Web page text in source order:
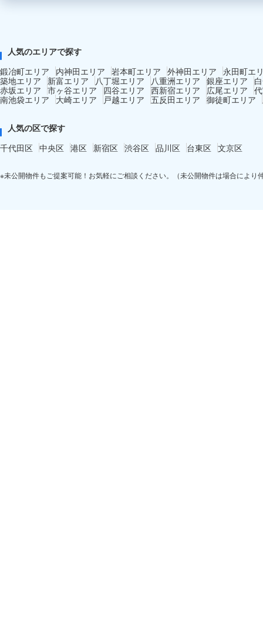
人気のエリアで探す
鍛冶町エリア
内神田エリア 岩本町エリア 外神田エリア
永田町エ
築地エリア
新富エリア 八丁堀エリア 八重洲エリア 銀座エリア
赤坂エリア 市ヶ谷エリア 四谷エリア 西新宿エリア 広尾エリア
南池袋エリア
大崎エリア 戸越エリア 五反田エリア 御徒町エリア
人気の区で探す
千代田区 中央区 港区 新宿区 渋谷区 品川区 台東区 文京区
※未公開物件もご提案可能！お気軽にご相談ください。（未公開物件は場合により